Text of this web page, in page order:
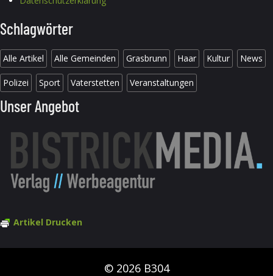
Schlagwörter
Alle Artikel Alle Gemeinden Grasbrunn Haar Kultur News
Polizei Sport Vaterstetten Veranstaltungen
Unser Angebot
Artikel Drucken
© 2026 B304